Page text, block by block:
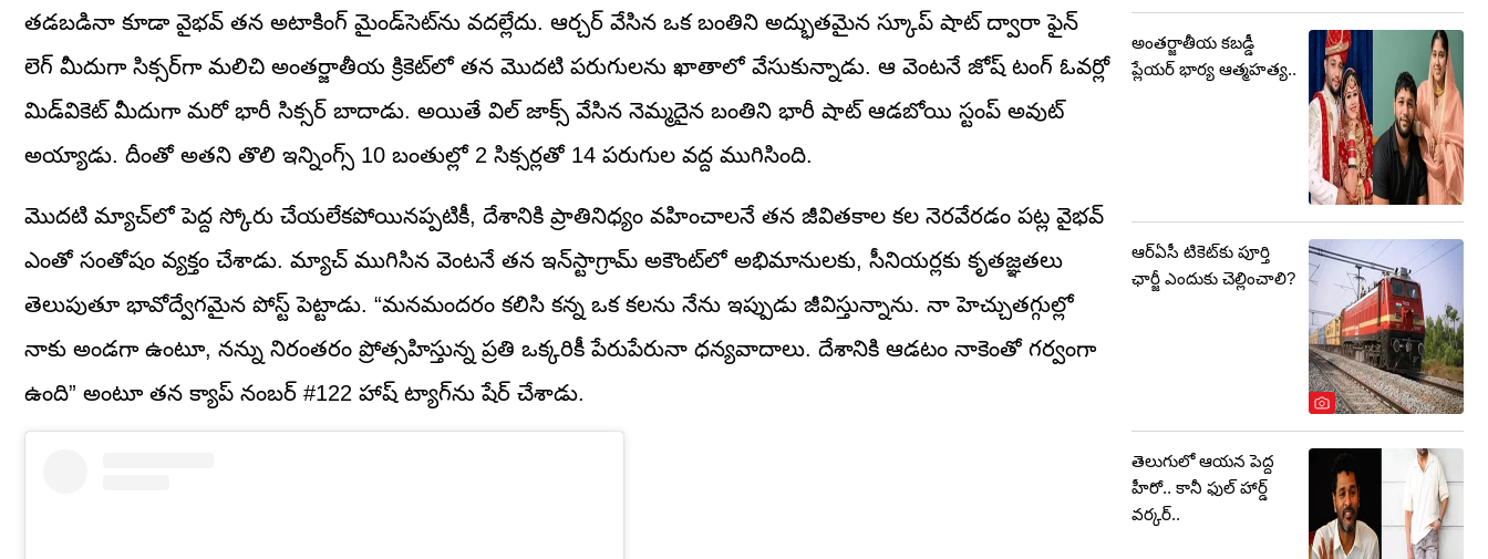
తడబడినా కూడా వైభవ్ తన అటాకింగ్ మైండ్‌సెట్‌ను వదల్లేదు. ఆర్చర్ వేసిన ఒక బంతిని అద్భుతమైన స్కూప్ షాట్ ద్వారా ఫైన్
లెగ్ మీదుగా సిక్సర్‌గా మలిచి అంతర్జాతీయ క్రికెట్‌లో తన మొదటి పరుగులను ఖాతాలో వేసుకున్నాడు. ఆ వెంటనే జోష్ టంగ్ ఓవర్లో
మిడ్‌వికెట్ మీదుగా మరో భారీ సిక్సర్ బాదాడు. అయితే విల్ జాక్స్ వేసిన నెమ్మదైన బంతిని భారీ షాట్ ఆడబోయి స్టంప్ అవుట్
అయ్యాడు. దీంతో అతని తొలి ఇన్నింగ్స్ 10 బంతుల్లో 2 సిక్సర్లతో 14 పరుగుల వద్ద ముగిసింది.
మొదటి మ్యాచ్‌లో పెద్ద స్కోరు చేయలేకపోయినప్పటికీ, దేశానికి ప్రాతినిధ్యం వహించాలనే తన జీవితకాల కల నెరవేరడం పట్ల వైభవ్
ఎంతో సంతోషం వ్యక్తం చేశాడు. మ్యాచ్ ముగిసిన వెంటనే తన ఇన్‌స్టాగ్రామ్ అకౌంట్‌లో అభిమానులకు, సీనియర్లకు కృతజ్ఞతలు
తెలుపుతూ భావోద్వేగమైన పోస్ట్ పెట్టాడు. “మనమందరం కలిసి కన్న ఒక కలను నేను ఇప్పుడు జీవిస్తున్నాను. నా హెచ్చుతగ్గుల్లో
నాకు అండగా ఉంటూ, నన్ను నిరంతరం ప్రోత్సహిస్తున్న ప్రతి ఒక్కరికీ పేరుపేరునా ధన్యవాదాలు. దేశానికి ఆడటం నాకెంతో గర్వంగా
ఉంది” అంటూ తన క్యాప్ నంబర్ #122 హాష్ ట్యాగ్‌ను షేర్ చేశాడు.
అంతర్జాతీయ కబడ్డీ
ప్లేయర్ భార్య ఆత్మహత్య..
ఆర్‌ఏసీ టికెట్‌కు పూర్తి
ఛార్జీ ఎందుకు చెల్లించాలి?
తెలుగులో ఆయన పెద్ద
హీరో.. కానీ ఫుల్ హార్డ్
వర్కర్..